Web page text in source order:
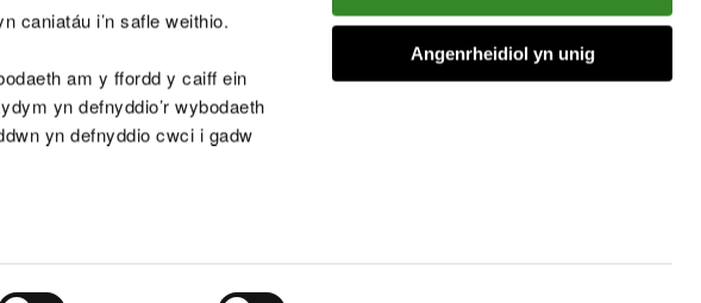
caniatáu i’n safle weithio.
am y ffordd y caiff ein
yn defnyddio’r wybodaeth
yn defnyddio cwci i gadw
Angenrheidiol yn unig